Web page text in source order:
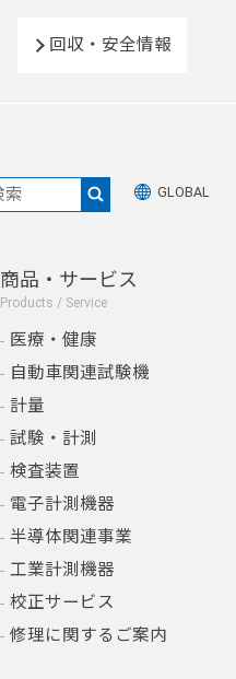
回収・安全情報
GLOBAL
商品・サービス
Products / Service
医療・健康
自動車関連試験機
計量
試験・計測
検査装置
電子計測機器
半導体関連事業
工業計測機器
校正サービス
修理に関するご案内